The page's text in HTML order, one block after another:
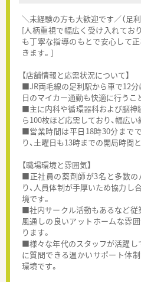
＼未経験の方も大歓迎です／（足
[人柄重視で幅広く受け入れてお
も丁寧な指導のもとで安心して
きます。]
【店舗情報と応需状況について】
■JR両毛線の足利駅から車で12分
日のマイカー通勤も快適に行うこ
■主に内科や循環器科および脳神
ら100枚ほど応需しており、幅広
■営業時間は平日18時30分まで
り、土曜日も13時までの開局時間
【職場環境と雰囲気】
■正社員の薬剤師が3名と多数の
り、人員体制が手厚いため協力し
境です。
■社内サークル活動もあるなど従
風通しの良いアットホームな雰
ります。
■様々な年代のスタッフが活躍し
に質問できる温かいサポート体
環境です。